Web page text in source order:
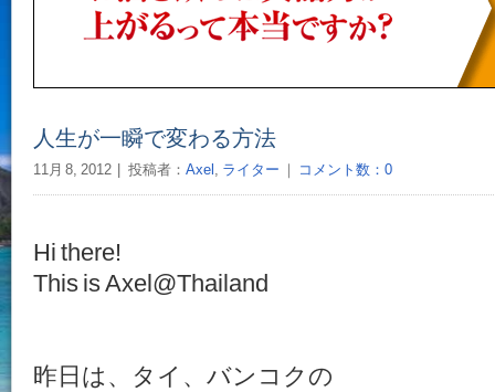
人生が一瞬で変わる方法
11月 8, 2012 投稿者：Axel , ライター ｜ コメント数：0
Hi there!
This is Axel@Thailand
昨日は、タイ、バンコクの